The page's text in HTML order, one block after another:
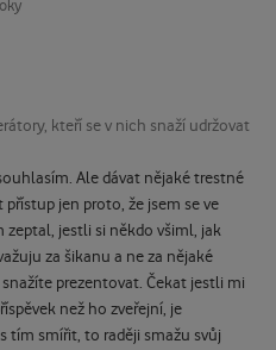
kteří se v nich snaží udržovat
Ale dávat nějaké trestné
jen proto, že jsem se ve
jestli si někdo všiml, jak
za šikanu a ne za nějaké
prezentovat. Čekat jestli mi
než ho zveřejní, je
tím smířit, to raději smažu svůj